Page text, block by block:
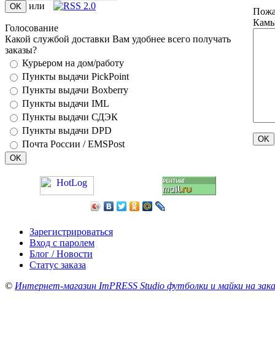
или
Голосование
Какой службой доставки Вам удобнее всего получать
заказы?
Курьером на дом/работу
Пункты выдачи PickPoint
Пункты выдачи Boxberry
Пункты выдачи IML
Пункты выдачи СДЭК
Пункты выдачи DPD
Почта России / EMSPost
Зарегистрироваться
Вход с паролем
Блог / Новости
Статус заказа
© Интернет-магазин ImPRESS Studio футболки и майки на